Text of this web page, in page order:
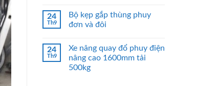
24
Th9
Bộ kẹp gắp thùng phuy
đơn và đôi
24
Th9
Xe nâng quay đổ phuy điện
nâng cao 1600mm tải
500kg